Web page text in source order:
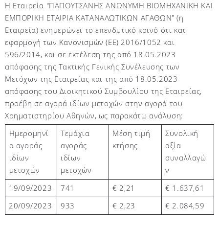
Η Εταιρεία "ΠΑΠΟΥΤΣΑΝΗΣ ΑΝΩΝΥΜΗ ΒΙΟΜΗΧΑΝΙΚΗ ΚΑΙ
ΕΜΠΟΡΙΚΗ ΕΤΑΙΡΙΑ ΚΑΤΑΝΑΛΩΤΙΚΩΝ ΑΓΑΘΩΝ" (η
Εταιρεία) ενημερώνει το επενδυτικό κοινό ότι κατ'
εφαρμογή των Κανονισμών (ΕΕ) 2016/1052 και
596/2014, και σε εκτέλεση της από 18.05.2023
απόφασης της Τακτικής Γενικής Συνέλευσης των
Μετόχων της Εταιρείας και της από 18.05.2023
απόφασης του Διοικητικού Συμβουλίου της Εταιρείας,
προέβη σε αγορά ιδίων μετοχών στην αγορά του
Χρηματιστηρίου Αθηνών, ως παρακάτω ανάλυση:
Ημερομηνί
α αγοράς
ιδίων
μετοχών
Τεμάχια
αγοράς
ιδίων
μετοχών
Μέση τιμή
κτήσης
Συνολική
αξία
συναλλαγώ
ν
19/09/2023
741 € 2,21 € 1.637,61
20/09/2023 933 € 2,23 €2.084,59